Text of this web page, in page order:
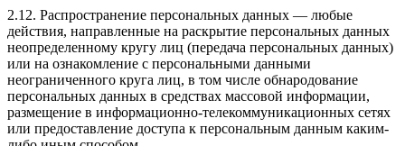
2.12. Распространение персональных данных — любые
действия, направленные на раскрытие персональных данных
неопределенному кругу лиц (передача персональных данных)
или на ознакомление с персональными данными
неограниченного круга лиц, в том числе обнародование
персональных данных в средствах массовой информации,
размещение в информационно-телекоммуникационных сетях
или предоставление доступа к персональным данным каким-